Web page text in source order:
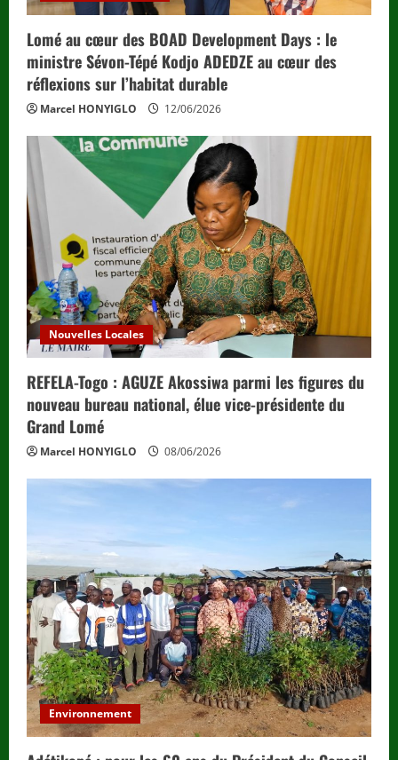
Lomé au cœur des BOAD Development Days : le
ministre Sévon-Tépé Kodjo ADEDZE au cœur des
réflexions sur l’habitat durable
Marcel HONYIGLO 12/06/2026
Nouvelles Locales
REFELA-Togo : AGUZE Akossiwa parmi les figures du
nouveau bureau national, élue vice-présidente du
Grand Lomé
Marcel HONYIGLO 08/06/2026
Environnement